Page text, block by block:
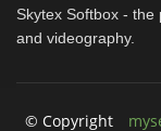
Skytex Softbox -
and videography.
© Copyright